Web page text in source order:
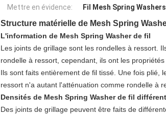
Mettre en évidence: Fil Mesh Spring
Structure matérielle de Mesh Spring
L'information de Mesh Spring Washer de fil
Les joints de grillage sont les rondelles à ressort.
rondelle à ressort, cependant, ils ont les
Ils sont faits entièrement de fil tissé. Une fois plié,
ressort n'a autant l'atténuation comme rondelle à
Densités de Mesh Spring Washer de fil
Des joints de grillage peuvent être faits de